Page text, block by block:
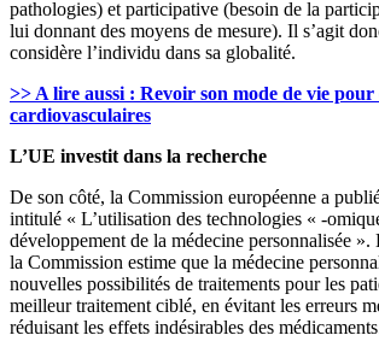
pathologies) et participative (besoin de la
lui donnant des moyens de mesure). Il s’agit
considère l’individu dans sa globalité.
>> A lire aussi : Revoir son mode de vie pour
cardiovasculaires
L’UE investit dans la recherche
De son côté, la Commission européenne a
intitulé « L’utilisation des technologies « -
développement de la médecine personnalisée ».
la Commission estime que la médecine
nouvelles possibilités de traitements pour les
meilleur traitement ciblé, en évitant les erreurs
réduisant les effets indésirables des